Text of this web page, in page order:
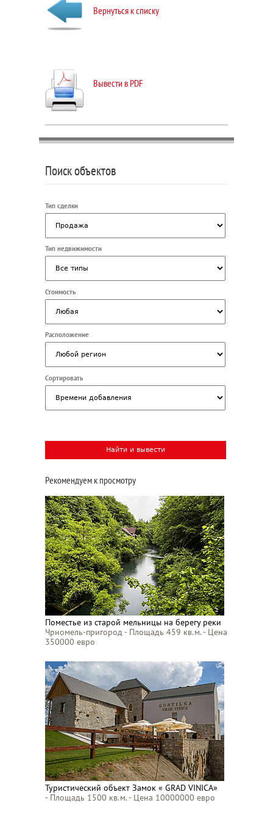
Вернуться к списку
Вывести в PDF
Поиск объектов
Тип сделки
Тип недвижимости
Стоимость
Расположение
Сортировать
Рекомендуем к просмотру
Поместье из старой мельницы на берегу реки
Чрномель-пригород - Площадь 459 кв.м. - Цена
350000 евро
Туристический объект Замок « GRAD VINICA»
- Площадь 1500 кв.м. - Цена 10000000 евро